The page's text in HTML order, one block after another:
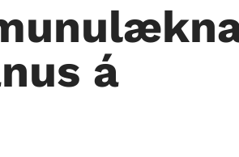
á